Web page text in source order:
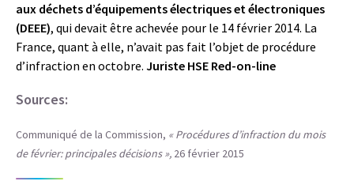
aux déchets d’équipements électriques et électroniques
(DEEE), qui devait être achevée pour le 14 février 2014. La
France, quant à elle, n’avait pas fait l’objet de procédure
d’infraction en octobre. Juriste HSE Red-on-line
Sources:
Communiqué de la Commission, « Procédures d’infraction du mois
de février: principales décisions », 26 février 2015